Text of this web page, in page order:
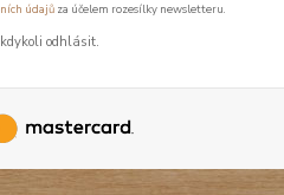
údajůza účelem rozesílky newsletteru.
kdykoli odhlásit.